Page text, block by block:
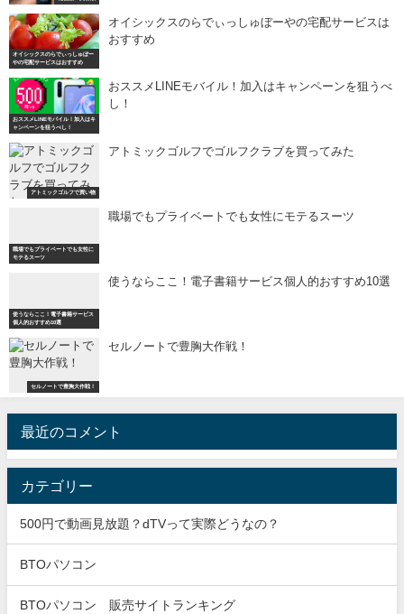
オイシックスのらでぃっしゅぼー
やの宅配サービスはおすすめ
オイシックスのらでぃっしゅぼーやの宅配サービスは
おすすめ
おススメLINEモバイル！加入はキ
ャンペーンを狙うべし！
おススメLINEモバイル！加入はキャンペーンを狙うべ
し！
アトミックゴルフで買い物
アトミックゴルフでゴルフクラブを買ってみた
職場でもプライベートでも女性に
モテるスーツ
職場でもプライベートでも女性にモテるスーツ
使うならここ！電子書籍サービス
個人的おすすめ10選
使うならここ！電子書籍サービス個人的おすすめ10選
セルノートで豊胸大作戦！
セルノートで豊胸大作戦！
最近のコメント
カテゴリー
500円で動画見放題？dTVって実際どうなの？
BTOパソコン
BTOパソコン 販売サイトランキング